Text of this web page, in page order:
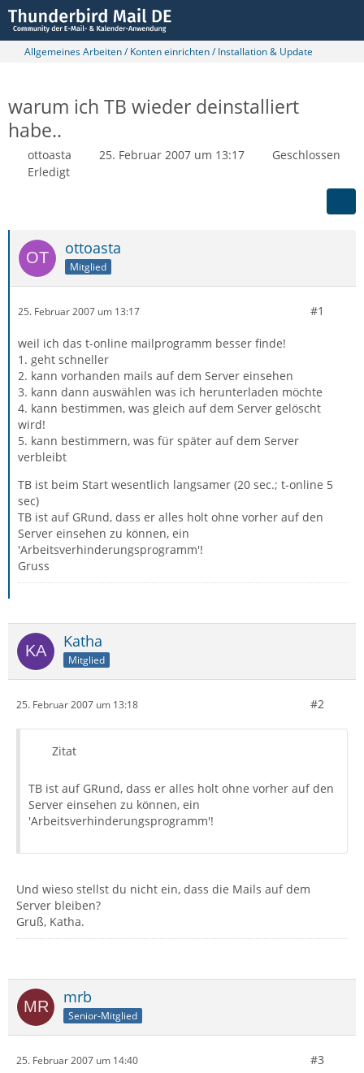
Allgemeines Arbeiten / Konten einrichten / Installation & Update
warum ich TB wieder deinstalliert
habe..
ottoasta 25. Februar 2007 um 13:17
Geschlossen
Erledigt
ottoasta
Mitglied
25. Februar 2007 um 13:17 #1
weil ich das t-online mailprogramm besser finde!
1. geht schneller
2. kann vorhanden mails auf dem Server einsehen
3. kann dann auswählen was ich herunterladen möchte
4. kann bestimmen, was gleich auf dem Server gelöscht
wird!
5. kann bestimmern, was für später auf dem Server
verbleibt
TB ist beim Start wesentlich langsamer (20 sec.; t-online 5
sec)
TB ist auf GRund, dass er alles holt ohne vorher auf den
Server einsehen zu können, ein
'Arbeitsverhinderungsprogramm'!
Gruss
Katha
Mitglied
25. Februar 2007 um 13:18 #2
Zitat
TB ist auf GRund, dass er alles holt ohne vorher auf den
Server einsehen zu können, ein
'Arbeitsverhinderungsprogramm'!
Und wieso stellst du nicht ein, dass die Mails auf dem
Server bleiben?
Gruß, Katha.
mrb
Senior-Mitglied
25. Februar 2007 um 14:40 #3